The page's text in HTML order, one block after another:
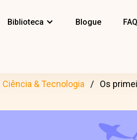
Biblioteca Blogue FAQ
Ciência & Tecnologia Os